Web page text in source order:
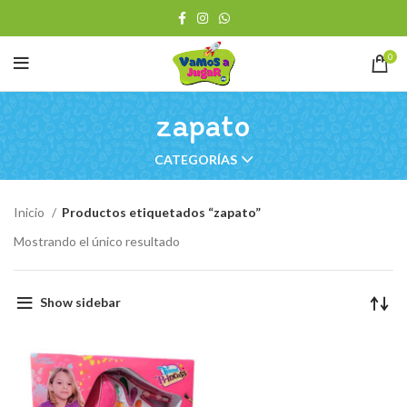
0
zapato
CATEGORÍAS
Inicio
Productos etiquetados “zapato”
Mostrando el único resultado
Show sidebar